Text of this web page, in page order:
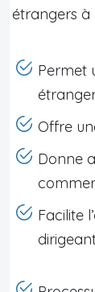
étrangers à
Permet
Offre
Donne
Facilite